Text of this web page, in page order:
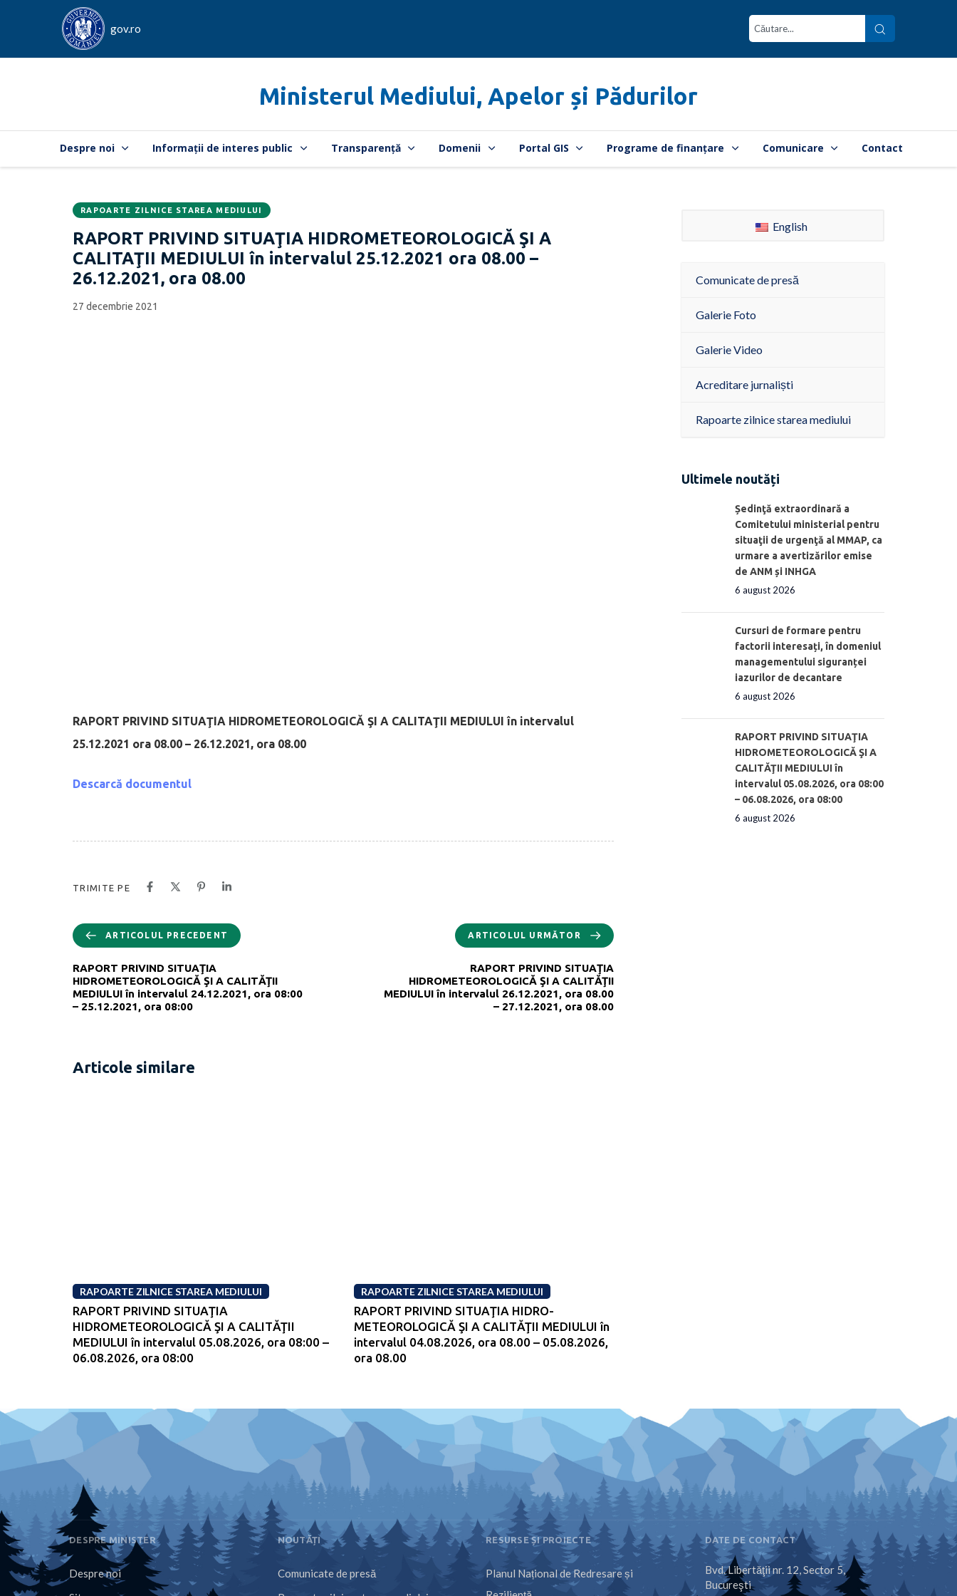
gov.ro
Ministerul Mediului, Apelor și Pădurilor
Despre noi Informații de interes public Transparență Domenii Portal GIS Programe de finanțare Comunicare Contact
CATEGORIA:
RAPOARTE ZILNICE STAREA MEDIULUI
RAPORT PRIVIND SITUAŢIA HIDROMETEOROLOGICĂ ŞI A
CALITAŢII MEDIULUI în intervalul 25.12.2021 ora 08.00 –
26.12.2021, ora 08.00
Data
publicării:
27 decembrie 2021
RAPORT PRIVIND SITUAŢIA HIDROMETEOROLOGICĂ ŞI A CALITAŢII MEDIULUI în intervalul
25.12.2021 ora 08.00 – 26.12.2021, ora 08.00
Descarcă documentul
TRIMITE PE
ARTICOLUL PRECEDENT
RAPORT PRIVIND SITUAŢIA
HIDROMETEOROLOGICĂ ŞI A CALITĂŢII
MEDIULUI în intervalul 24.12.2021, ora 08:00
– 25.12.2021, ora 08:00
ARTICOLUL URMĂTOR
RAPORT PRIVIND SITUAŢIA
HIDROMETEOROLOGICĂ ŞI A CALITĂŢII
MEDIULUI în intervalul 26.12.2021, ora 08.00
– 27.12.2021, ora 08.00
Articole similare
RAPOARTE ZILNICE STAREA MEDIULUI
RAPORT PRIVIND SITUAŢIA
HIDROMETEOROLOGICĂ ŞI A CALITĂŢII
MEDIULUI în intervalul 05.08.2026, ora 08:00 –
06.08.2026, ora 08:00
RAPOARTE ZILNICE STAREA MEDIULUI
RAPORT PRIVIND SITUAŢIA HIDRO-
METEOROLOGICĂ ŞI A CALITĂŢII MEDIULUI în
intervalul 04.08.2026, ora 08.00 – 05.08.2026,
ora 08.00
English
Comunicate de presă
Galerie Foto
Galerie Video
Acreditare jurnaliști
Rapoarte zilnice starea mediului
Ultimele noutăți
Ședinţă extraordinară a
Comitetului ministerial pentru
situaţii de urgenţă al MMAP, ca
urmare a avertizărilor emise
de ANM și INHGA
6 august 2026
Cursuri de formare pentru
factorii interesați, în domeniul
managementului siguranței
iazurilor de decantare
6 august 2026
RAPORT PRIVIND SITUAŢIA
HIDROMETEOROLOGICĂ ŞI A
CALITĂŢII MEDIULUI în
intervalul 05.08.2026, ora 08:00
– 06.08.2026, ora 08:00
6 august 2026
DESPRE MINISTER
Despre noi
NOUTĂȚI
Comunicate de presă
RESURSE ȘI PROIECTE
Planul Național de Redresare și
DATE DE CONTACT
Bvd. Libertăţii nr. 12, Sector 5,
Bucureşti